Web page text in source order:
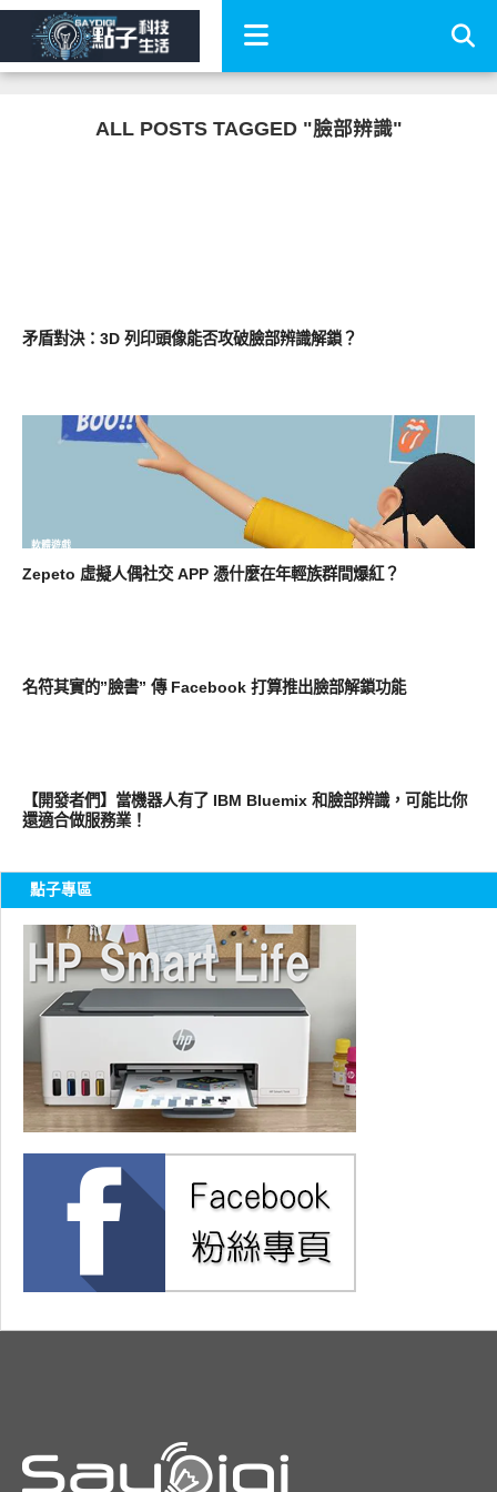
ALL POSTS TAGGED "臉部辨識"
矛盾對決：3D 列印頭像能否攻破臉部辨識解鎖？
軟體遊戲
Zepeto 虛擬人偶社交 APP 憑什麼在年輕族群間爆紅？
名符其實的”臉書” 傳 Facebook 打算推出臉部解鎖功能
【開發者們】當機器人有了 IBM Bluemix 和臉部辨識，可能比你
還適合做服務業！
點子專區